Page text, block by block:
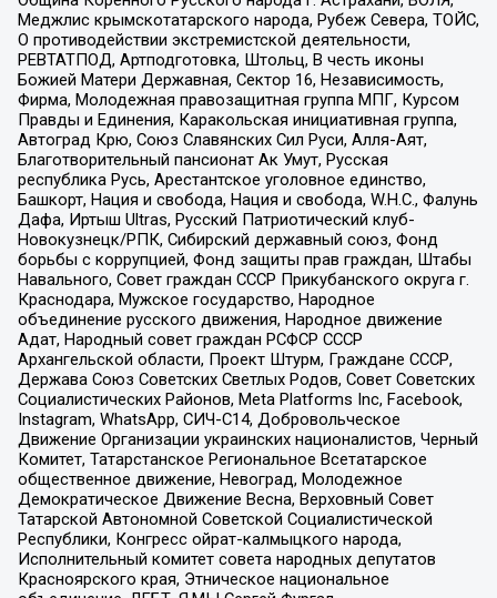
Меджлис крымскотатарского народа, Рубеж Севера, ТОЙС,
О противодействии экстремистской деятельности,
РЕВТАТПОД, Артподготовка, Штольц, В честь иконы
Божией Матери Державная, Сектор 16, Независимость,
Фирма, Молодежная правозащитная группа МПГ, Курсом
Правды и Единения, Каракольская инициативная группа,
Автоград Крю, Союз Славянских Сил Руси, Алля-Аят,
Благотворительный пансионат Ак Умут, Русская
республика Русь, Арестантское уголовное единство,
Башкорт, Нация и свобода, Нация и свобода, W.H.С., Фалунь
Дафа, Иртыш Ultras, Русский Патриотический клуб-
Новокузнецк/РПК, Сибирский державный союз, Фонд
борьбы с коррупцией, Фонд защиты прав граждан, Штабы
Навального, Совет граждан СССР Прикубанского округа г.
Краснодара, Мужское государство, Народное
объединение русского движения, Народное движение
Адат, Народный совет граждан РСФСР СССР
Архангельской области, Проект Штурм, Граждане СССР,
Держава Союз Советских Светлых Родов, Совет Советских
Социалистических Районов, Meta Platforms Inc, Facebook,
Instagram, WhatsApp, СИЧ-С14, Добровольческое
Движение Организации украинских националистов, Черный
Комитет, Татарстанское Региональное Всетатарское
общественное движение, Невоград, Молодежное
Демократическое Движение Весна, Верховный Совет
Татарской Автономной Советской Социалистической
Республики, Конгресс ойрат-калмыцкого народа,
Исполнительный комитет совета народных депутатов
Красноярского края, Этническое национальное